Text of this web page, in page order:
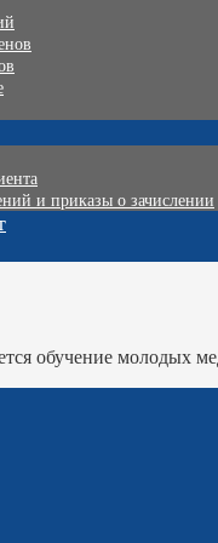
и приказы о зачислении
обучение молодых